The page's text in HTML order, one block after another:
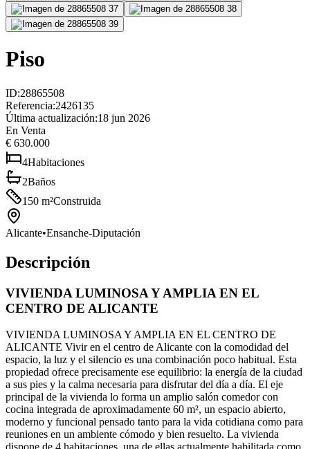
Piso
ID:28865508
Referencia:2426135
Última actualización:18 jun 2026
En Venta
€ 630.000
4Habitaciones
2Baños
150 m²Construida
Alicante•Ensanche-Diputación
Descripción
VIVIENDA LUMINOSA Y AMPLIA EN EL
CENTRO DE ALICANTE
VIVIENDA LUMINOSA Y AMPLIA EN EL CENTRO DE
ALICANTE Vivir en el centro de Alicante con la comodidad del
espacio, la luz y el silencio es una combinación poco habitual. Esta
propiedad ofrece precisamente ese equilibrio: la energía de la ciudad
a sus pies y la calma necesaria para disfrutar del día a día. El eje
principal de la vivienda lo forma un amplio salón comedor con
cocina integrada de aproximadamente 60 m², un espacio abierto,
moderno y funcional pensado tanto para la vida cotidiana como para
reuniones en un ambiente cómodo y bien resuelto. La vivienda